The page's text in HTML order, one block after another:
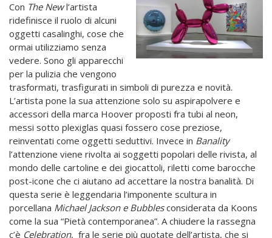
Con The Newl’artista
ridefinisce il ruolo di alcuni
oggetti casalinghi, cose che
ormai utilizziamo senza
vedere. Sono gli apparecchi
per la pulizia che vengono
trasformati, trasfigurati in simboli di purezza e novità.
L’artista pone la sua attenzione solo su aspirapolvere e
accessori della marca Hoover proposti fra tubi al neon,
messi sotto plexiglas quasi fossero cose preziose,
reinventati come oggetti seduttivi. Invece in Banality
l’attenzione viene rivolta ai soggetti popolari delle rivista, al
mondo delle cartoline e dei giocattoli, riletti come barocche
post-icone che ci aiutano ad accettare la nostra banalità. Di
questa serie è leggendaria l’imponente scultura in
porcellana Michael Jackson e Bubblesconsiderata da Koons
come la sua “Pietà contemporanea”. A chiudere la rassegna
c’è Celebration, fra le serie più quotate dell’artista, che si